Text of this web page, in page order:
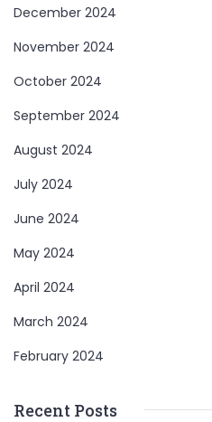
December 2024
November 2024
October 2024
September 2024
August 2024
July 2024
June 2024
May 2024
April 2024
March 2024
February 2024
Recent Posts